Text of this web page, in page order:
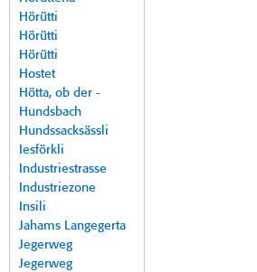
Hörütti
Hörütti
Hörütti
Hostet
Hötta, ob der -
Hundsbach
Hundssacksässli
Iesförkli
Industriestrasse
Industriezone
Insili
Jahams Langegerta
Jegerweg
Jegerweg